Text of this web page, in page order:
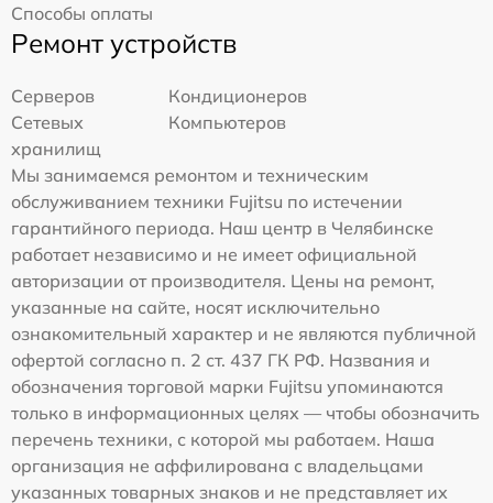
Способы оплаты
Ремонт устройств
Серверов
Кондиционеров
Сетевых
хранилищ
Компьютеров
Мы занимаемся ремонтом и техническим
обслуживанием техники Fujitsu по истечении
гарантийного периода. Наш центр в Челябинске
работает независимо и не имеет официальной
авторизации от производителя. Цены на ремонт,
указанные на сайте, носят исключительно
ознакомительный характер и не являются публичной
офертой согласно п. 2 ст. 437 ГК РФ. Названия и
обозначения торговой марки Fujitsu упоминаются
только в информационных целях — чтобы обозначить
перечень техники, с которой мы работаем. Наша
организация не аффилирована с владельцами
указанных товарных знаков и не представляет их